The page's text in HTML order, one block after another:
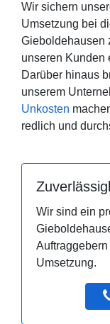
Wir sichern
Umsetzung bei
Gieboldehausen
unseren Kunden
Darüber hinaus
unserem
Unkosten
redlich und
Wir sind ein
Umsetzung.